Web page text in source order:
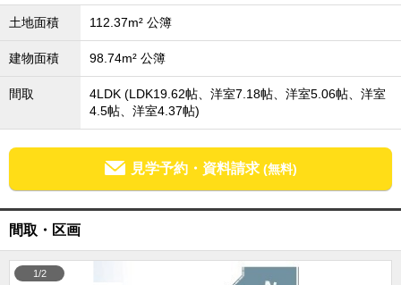
土地面積 112.37m² 公簿
建物面積 98.74m² 公簿
間取
4LDK (LDK19.62帖、洋室7.18帖、洋室5.06帖、洋室
4.5帖、洋室4.37帖)
見学予約・資料請求 (無料)
間取・区画
1/2
千葉市エリアのマンション
千葉市エリアの土地
外房エリア
外房エリアの新築一戸建
外房エリアの中古一戸建
外房エリアのマンション
内房エリア
内房エリアの新築一戸建
内房エリアの中古一戸建
内房エリアのマンション
内房エリアの土地
東京全域エリア
東京全域エリアの新築一戸建